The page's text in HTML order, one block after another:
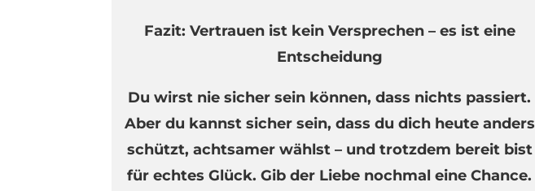
Fazit: Vertrauen ist kein Versprechen – es ist eine
Entscheidung
Du wirst nie sicher sein können, dass nichts passiert.
Aber du kannst sicher sein, dass du dich heute anders
schützt, achtsamer wählst – und trotzdem bereit bist
für echtes Glück. Gib der Liebe nochmal eine Chance.